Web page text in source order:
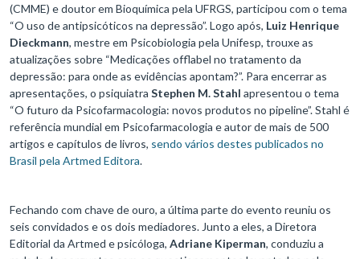
(CMME) e doutor em Bioquímica pela UFRGS, participou com o tema
“O uso de antipsicóticos na depressão”. Logo após, Luiz Henrique
Dieckmann, mestre em Psicobiologia pela Unifesp, trouxe as
atualizações sobre “Medicações offlabel no tratamento da
depressão: para onde as evidências apontam?”. Para encerrar as
apresentações, o psiquiatra Stephen M. Stahl apresentou o tema
“O futuro da Psicofarmacologia: novos produtos no pipeline”. Stahl é
referência mundial em Psicofarmacologia e autor de mais de 500
artigos e capítulos de livros, sendo vários destes publicados no
Brasil pela Artmed Editora.
Fechando com chave de ouro, a última parte do evento reuniu os
seis convidados e os dois mediadores. Junto a eles, a Diretora
Editorial da Artmed e psicóloga, Adriane Kiperman, conduziu a